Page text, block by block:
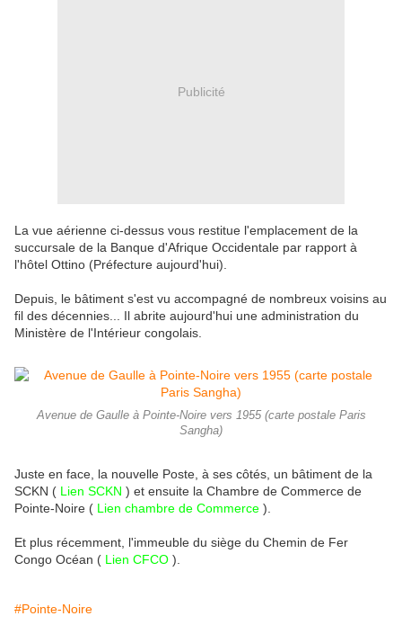
Publicité
La vue aérienne ci-dessus vous restitue l'emplacement de la
succursale de la Banque d'Afrique Occidentale par rapport à
l'hôtel Ottino (Préfecture aujourd'hui).
Depuis, le bâtiment s'est vu accompagné de nombreux voisins au
fil des décennies... Il abrite aujourd'hui une administration du
Ministère de l'Intérieur congolais.
Avenue de Gaulle à Pointe-Noire vers 1955 (carte postale Paris
Sangha)
Juste en face, la nouvelle Poste, à ses côtés, un bâtiment de la
SCKN ( Lien SCKN ) et ensuite la Chambre de Commerce de
Pointe-Noire ( Lien chambre de Commerce ).
Et plus récemment, l'immeuble du siège du Chemin de Fer
Congo Océan ( Lien CFCO ).
#Pointe-Noire